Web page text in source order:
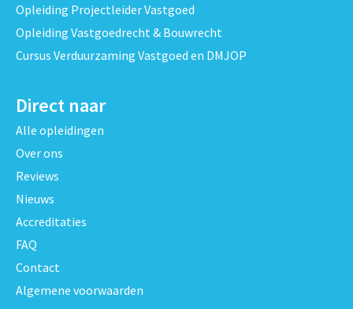
Opleiding Projectleider Vastgoed
Opleiding Vastgoedrecht & Bouwrecht
Cursus Verduurzaming Vastgoed en DMJOP
Direct naar
Alle opleidingen
Over ons
Reviews
Nieuws
Accreditaties
FAQ
Contact
Algemene voorwaarden